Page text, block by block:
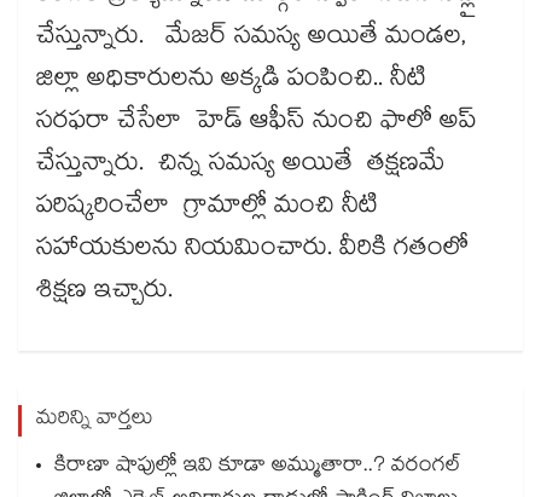
చేస్తున్నారు. మేజర్ సమస్య అయితే మండల,
జిల్లా అధికారులను అక్కడి పంపించి.. నీటి
సరఫరా చేసేలా హెడ్ ఆఫీస్ నుంచి ఫాలో అప్
చేస్తున్నారు. చిన్న సమస్య అయితే త‌‌‌‌క్షణమే
ప‌‌‌‌రిష్కరించేలా గ్రామాల్లో మంచి నీటి
స‌‌‌‌హాయ‌‌‌‌కుల‌‌‌‌ను నియ‌‌‌‌మించారు. వీరికి గతంలో
శిక్షణ ఇచ్చారు.
మరిన్ని వార్తలు
కిరాణా షాపుల్లో ఇవి కూడా అమ్ముతారా..? వరంగల్